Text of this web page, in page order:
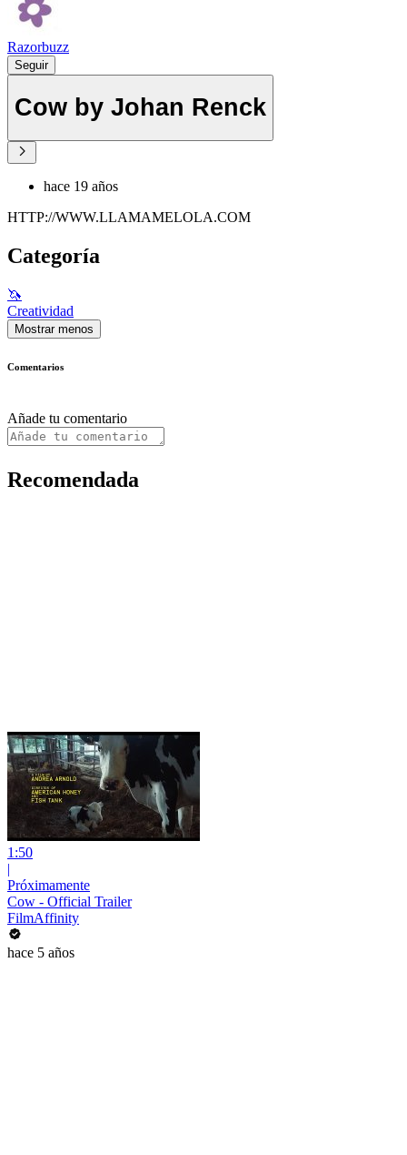
Razorbuzz
Seguir
Cow by Johan Renck
hace 19 años
HTTP://WWW.LLAMAMELOLA.COM
Categoría
🦄
Creatividad
Mostrar menos
Comentarios
Añade tu comentario
Recomendada
1:50
|
Próximamente
Cow - Official Trailer
FilmAffinity
hace 5 años